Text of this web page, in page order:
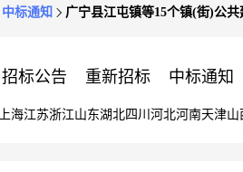
标通知 广宁县江屯镇等15个镇(街)公
招标公告 重新招标 中标通知
上海江苏浙江山东湖北四川 河北河南天津山